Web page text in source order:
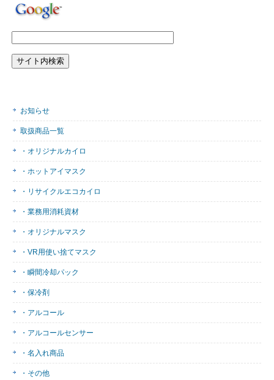
お知らせ
取扱商品一覧
・オリジナルカイロ
・ホットアイマスク
・リサイクルエコカイロ
・業務用消耗資材
・オリジナルマスク
・VR用使い捨てマスク
・瞬間冷却パック
・保冷剤
・アルコール
・アルコールセンサー
・名入れ商品
・その他